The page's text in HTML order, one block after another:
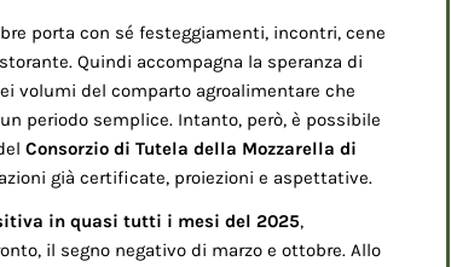
porta con sé festeggiamenti, incontri, cene
Quindi accompagna la speranza di
volumi del comparto agroalimentare che
periodo semplice. Intanto, però, è possibile
Consorzio di Tutela della Mozzarella di
già certificate, proiezioni e aspettative.
in quasi tutti i mesi del 2025,
il segno negativo di marzo e ottobre. Allo